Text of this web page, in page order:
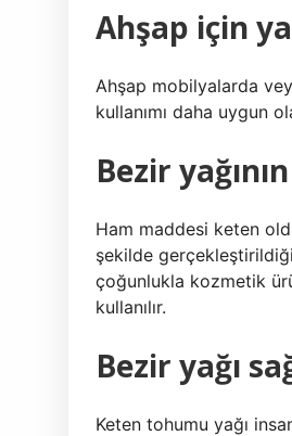
Ahşap için
Ahşap mobilyalarda
kullanımı daha uygun
Bezir
Ham maddesi keten
şekilde
çoğunlukla kozmetik
kullanılır.
Bezir yağı
Keten tohumu yağı